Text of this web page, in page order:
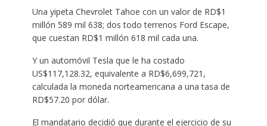
Una yipeta Chevrolet Tahoe con un valor de RD$1
millón 589 mil 638; dos todo terrenos Ford Escape,
que cuestan RD$1 millón 618 mil cada una.
Y un automóvil Tesla que le ha costado
US$117,128.32, equivalente a RD$6,699,721,
calculada la moneda norteamericana a una tasa de
RD$57.20 por dólar.
El mandatario decidió que durante el ejercicio de su